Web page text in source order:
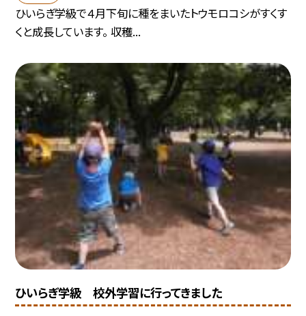
ひいらぎ学級で４月下旬に種をまいたトウモロコシがすくす
くと成長しています。 収穫...
ひいらぎ学級 校外学習に行ってきました